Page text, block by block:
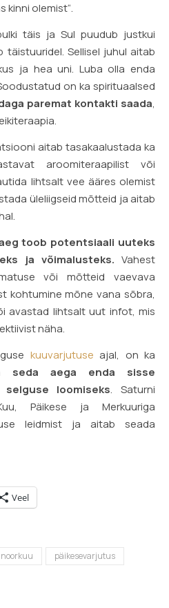
kinni olemist“.
täis ja Sul puudub justkui
Sellisel juhul aitab
ja hea uni. Luba olla enda
on ka spirituaalsed
paremat kontakti saada,
aitab tasakaalustada ka
aroomiteraapilist või
lihtsalt vee ääres olemist
üleliigseid mõtteid ja aitab
toob potentsiaali uuteks
ja võimalusteks. Vahest
või mõtteid vaevava
kohtumine mõne vana sõbra,
avastad lihtsalt uut infot, mis
näha.
kuuvarjutuse ajal, on ka
seda aega enda sisse
loomiseks. Saturni
Päikese ja Merkuuriga
leidmist ja aitab seada
Veel
noorkuu päikesevarjutus